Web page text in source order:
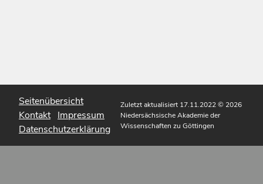
Seitenübersicht
Kontakt Impressum
Datenschutzerklärung
Zuletzt aktualisiert 17.11.2022© 2026
Niedersächsische Akademie der
Wissenschaften zu Göttingen